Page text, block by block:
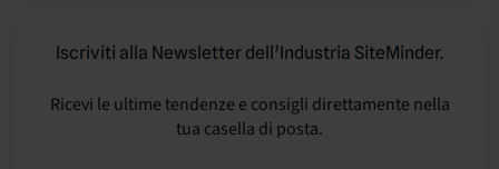
Iscriviti alla Newsletter dell’Industria SiteMinder.
Ricevi le ultime tendenze e consigli direttamente nella
tua casella di posta.